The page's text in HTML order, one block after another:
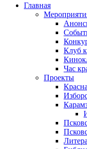
Главная
Клуб
Час
Проекты